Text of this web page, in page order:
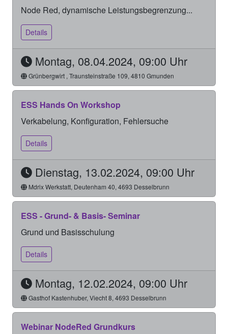
Node Red, dynamische Leistungsbegrenzung...
Details
Montag, 08.04.2024, 09:00 Uhr
Grünbergwirt , Traunsteinstraße 109, 4810 Gmunden
ESS Hands On Workshop
Verkabelung, Konfiguration, Fehlersuche
Details
Dienstag, 13.02.2024, 09:00 Uhr
Mdrix Werkstatt, Deutenham 40, 4693 Desselbrunn
ESS - Grund- & Basis- Seminar
Grund und Basisschulung
Details
Montag, 12.02.2024, 09:00 Uhr
Gasthof Kastenhuber, Viecht 8, 4693 Desselbrunn
Webinar NodeRed Grundkurs